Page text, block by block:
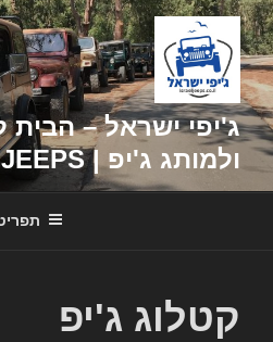
דילוג
לתוכן
ג'יפי ישראל – הבית
ולמותג ג'יפ | ISRAEL JEEPS
קטלוג ג'יפ